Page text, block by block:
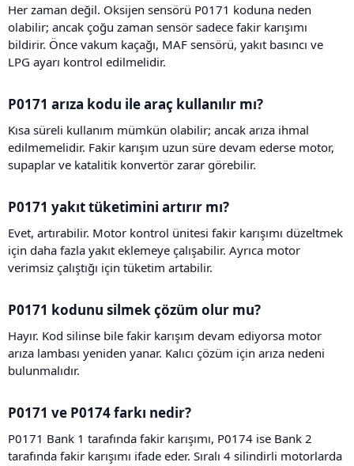
Her zaman değil. Oksijen sensörü P0171 koduna neden
olabilir; ancak çoğu zaman sensör sadece fakir karışımı
bildirir. Önce vakum kaçağı, MAF sensörü, yakıt basıncı ve
LPG ayarı kontrol edilmelidir.
P0171 arıza kodu ile araç kullanılır mı?​
Kısa süreli kullanım mümkün olabilir; ancak arıza ihmal
edilmemelidir. Fakir karışım uzun süre devam ederse motor,
supaplar ve katalitik konvertör zarar görebilir.
P0171 yakıt tüketimini artırır mı?​
Evet, artırabilir. Motor kontrol ünitesi fakir karışımı düzeltmek
için daha fazla yakıt eklemeye çalışabilir. Ayrıca motor
verimsiz çalıştığı için tüketim artabilir.
P0171 kodunu silmek çözüm olur mu?​
Hayır. Kod silinse bile fakir karışım devam ediyorsa motor
arıza lambası yeniden yanar. Kalıcı çözüm için arıza nedeni
bulunmalıdır.
P0171 ve P0174 farkı nedir?​
P0171 Bank 1 tarafında fakir karışımı, P0174 ise Bank 2
tarafında fakir karışımı ifade eder. Sıralı 4 silindirli motorlarda